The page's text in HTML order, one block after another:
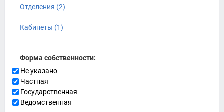
Отделения (2)
Кабинеты (1)
Форма собственности:
Не указано
Частная
Государственная
Ведомственная